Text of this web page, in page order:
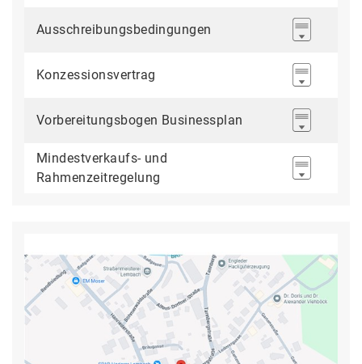
Ausschreibungsbedingungen
Konzessionsvertrag
Vorbereitungsbogen Businessplan
Mindestverkaufs- und
Rahmenzeitregelung